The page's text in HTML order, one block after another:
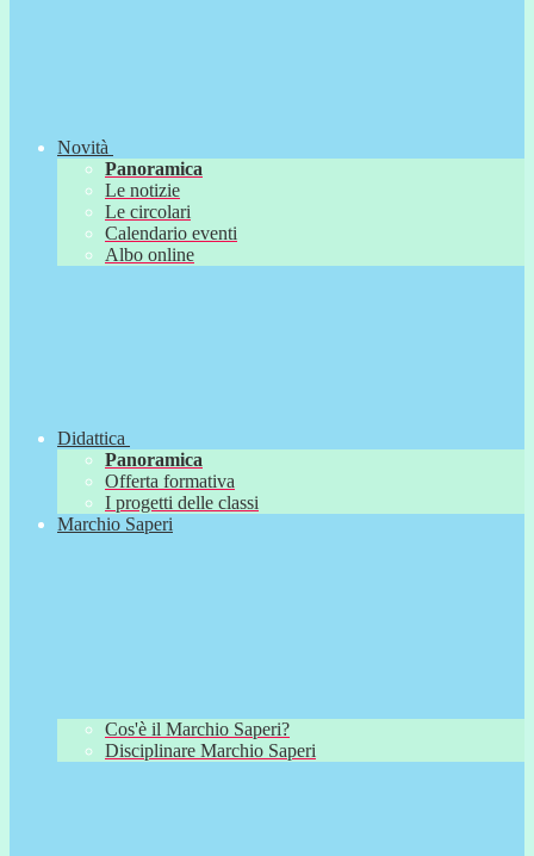
Novità
Panoramica
Le notizie
Le circolari
Calendario eventi
Albo online
Didattica
Panoramica
Offerta formativa
I progetti delle classi
Marchio Saperi
Cos'è il Marchio Saperi?
Disciplinare Marchio Saperi